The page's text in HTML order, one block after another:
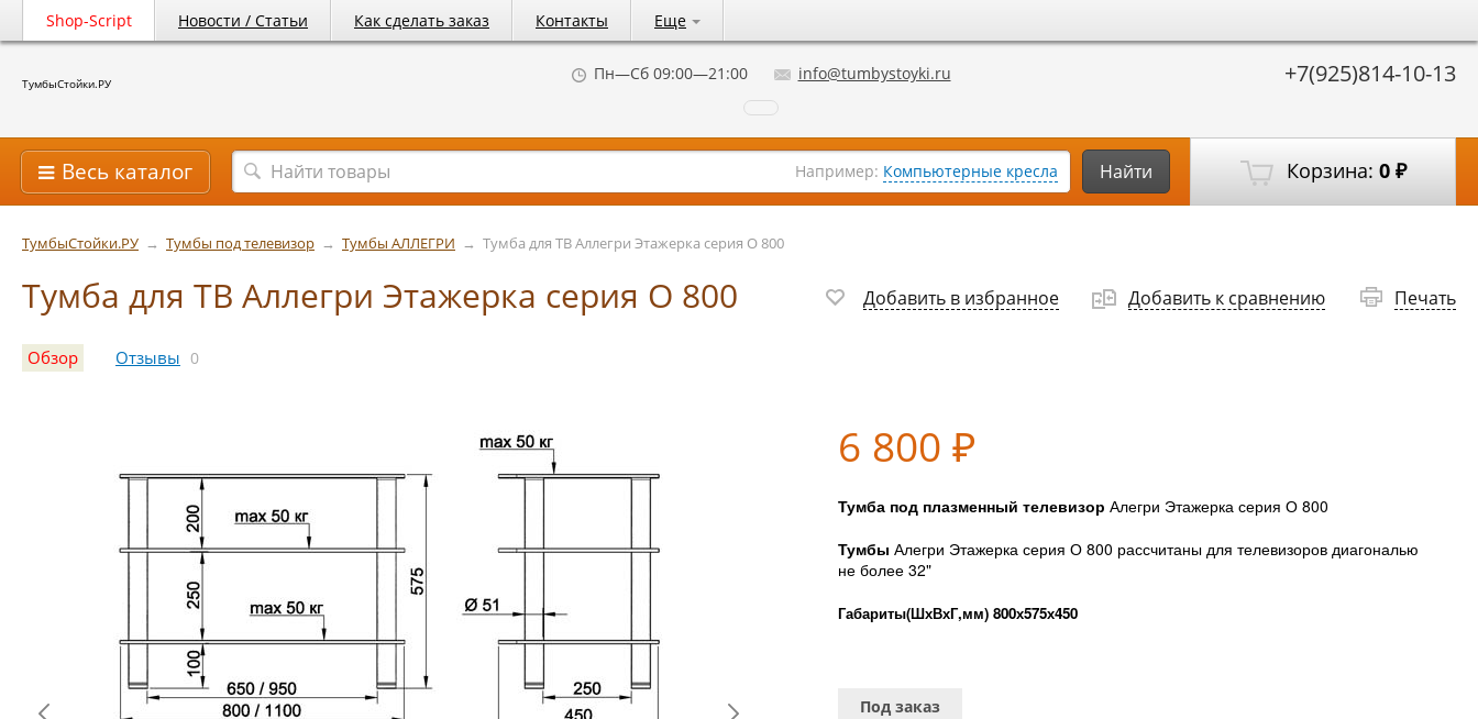
Shop-Script Новости / Статьи Как сделать заказ Контакты Еще
ТумбыСтойки.РУ +7(925)814-10-13
Пн—Сб 09:00—21:00 info@tumbystoyki.ru
Корзина: 0 ₽
Весь каталог Например: Компьютерные кресла Найти
ТумбыСтойки.РУ → Тумбы под телевизор → Тумбы AЛЛЕГРИ → Тумба для ТВ Аллегри Этажерка серия О 800
Тумба для ТВ Аллегри Этажерка серия О 800 Добавить в избранное Добавить к сравнению Печать
Обзор Отзывы 0
6 800₽
Тумба под плазменный телевизор Алегри Этажерка серия О 800
Тумбы Алегри Этажерка серия О 800 рассчитаны для телевизоров диагональю
не более 32"
Габариты(ШхВхГ,мм) 800х575х450
Под заказ